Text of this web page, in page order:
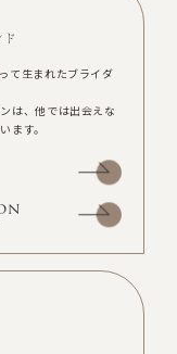
て生まれたブライダ
は、他では出会えな
ます。